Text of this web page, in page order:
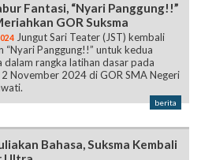
Fantasi, “Nyari Panggung!!”
GOR Suksma
Jungut Sari Teater (JST) kembali
“Nyari Panggung!!” untuk kedua
dalam rangka latihan dasar pada
2 November 2024 di GOR SMA Negeri
berita
Bahasa, Suksma Kembali